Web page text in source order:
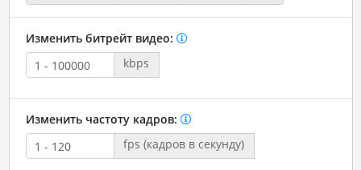
Изменить битрейт видео:
kbps
Изменить частоту кадров:
fps (кадров в секунду)